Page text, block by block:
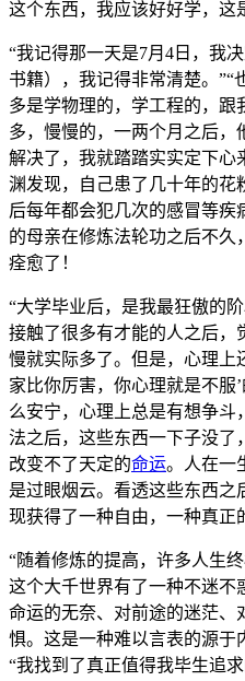
这个东西，我应该好好学，这
“我记得那一天是7月4日，我
书籍），我记得非常清楚。”“
多是学物理的，学工程的，跟
多，慢慢的，一两个月之后，
解决了，我就踏踏实实定下心
渊发现，自己患了几十年的花
后每年都会犯几次的感冒等
的母亲在修炼法轮功之后不
痊愈了！
“大学毕业后，是我最狂傲的
接触了很多有才能的人之后，
慢就实际多了。但是，心理上
家比你厉害，你心理就是不服
么安宁，心理上总是有想争斗
法之后，这些东西一下子没了
改变不了天定的命运。人在一
是过眼烟云。看透这些东西之
现获得了一种自由，一种真正
“随着修炼的提高，许多人生
这个大千世界有了一种不迷不
命运的无奈、对前途的迷茫、
惧。这是一种难以言表的源于
“我找到了真正值得我毕生追